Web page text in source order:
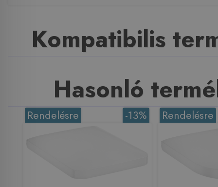
Kompatibilis
Hasonló
-13%
Rendelésre Rendelésre